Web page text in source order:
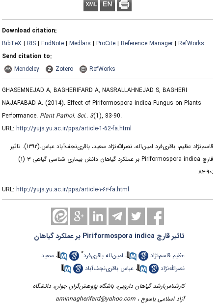
Download citation:
BibTeX |RIS |EndNote |Medlars |ProCite |Reference Manager |RefWorks
Send citation to:
Mendeley
Zotero RefWorks
GHASEMNEJAD A, BAGHERIFARD A, NASRALLAHNEJAD S, BAGHERI
NAJAFABAD A.(2014).Effect of Piriformospora indica Fungus on Plants
Performance.Plant Pathol. Sci..3(1), 83-90.
URL:http://yujs.yu.ac.ir/pps/article-1-62-fa.html
قاسم‌نژاد عظیم، باقری‌فرد امین‌اله، نصرالله‌نژاد سعید، باقری‌نجف‌آباد عباس.(۱۳۹۲).
تاثیر
قارچ Piriformospora indica بر عملکرد گیاهان دانش بیماری شناسی گیاهی ۳ (۱)
URL:http://yujs.yu.ac.ir/pps/article-۱-۶۲-fa.html
تاثیر قارچ Piriformospora indica بر عملکرد گیاهان
عظیم قاسم‌نژاد ،امین‌اله باقری‌فرد * ،سعید
نصرالله‌نژاد
،عباس باقری‌نجف‌آباد
کارشناس‌ارشد گیاهان دارویی، باشگاه پژوهش‌گران جوان، دانشگاه
آزاد اسلامی یاسوج ،aminnagherifard@yahoo.com